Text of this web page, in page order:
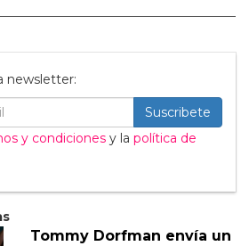
newsletter:
Suscribete
y condiciones y la política de
Tommy Dorfman envía un